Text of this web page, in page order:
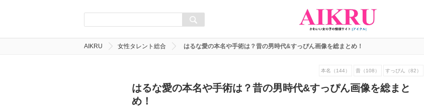
AIKRU 女性タレント総合 はるな愛の本名や手術は？昔の男時代&すっぴん画像を総まとめ！
本名（144） 昔（108） すっぴん（82）
はるな愛の本名や手術は？昔の男時代&すっぴん画像を総まと
め！